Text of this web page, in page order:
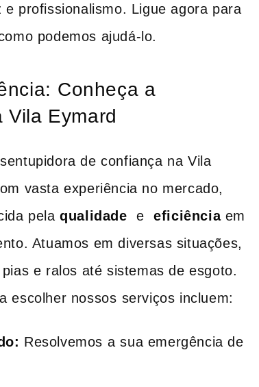
profissionalismo. Ligue agora para
podemos ajudá-lo.
⁢Conheça a
Vila Eymard
de confiança na Vila
vasta experiência no mercado,
pela‍qualidade ‍ e ⁤eficiênciaem
Atuamos em diversas situações,
e ralos até sistemas de esgoto.
escolher nossos ⁤serviços incluem:
Resolvemos a⁢ sua emergência de